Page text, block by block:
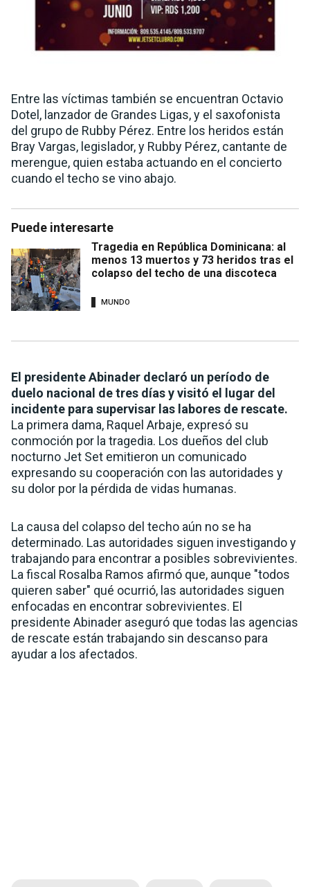
Entre las víctimas también se encuentran Octavio
Dotel, lanzador de Grandes Ligas, y el saxofonista
del grupo de Rubby Pérez. Entre los heridos están
Bray Vargas, legislador, y Rubby Pérez, cantante de
merengue, quien estaba actuando en el concierto
cuando el techo se vino abajo.
Puede interesarte
Tragedia en República Dominicana: al
menos 13 muertos y 73 heridos tras el
colapso del techo de una discoteca
MUNDO
El presidente Abinader declaró un período de
duelo nacional de tres días y visitó el lugar del
incidente para supervisar las labores de rescate.
La primera dama, Raquel Arbaje, expresó su
conmoción por la tragedia. Los dueños del club
nocturno Jet Set emitieron un comunicado
expresando su cooperación con las autoridades y
su dolor por la pérdida de vidas humanas.
La causa del colapso del techo aún no se ha
determinado. Las autoridades siguen investigando y
trabajando para encontrar a posibles sobrevivientes.
La fiscal Rosalba Ramos afirmó que, aunque "todos
quieren saber" qué ocurrió, las autoridades siguen
enfocadas en encontrar sobrevivientes. El
presidente Abinader aseguró que todas las agencias
de rescate están trabajando sin descanso para
ayudar a los afectados.